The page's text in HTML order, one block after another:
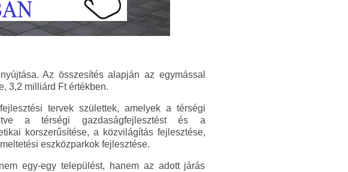
Az összesítés alapján az egymással
3,2 milliárd Ft értékben.
tervek születtek, amelyek a térségi
a térségi gazdaságfejlesztést és a
korszerűsítése, a közvilágítás fejlesztése,
eszközparkok fejlesztése.
egy-egy települést, hanem az adott járás